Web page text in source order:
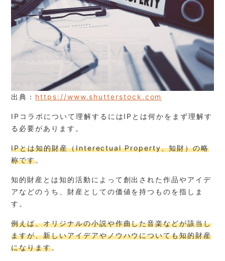
出典： https://www.shutterstock.com
IPコラボについて理解するにはIPとは何かをまず理解す
る必要があります。
IPとは知的財産（Interectual Property、知財）の略
称です。
知的財産とは知的活動によって創出された作品やアイデ
アなどのうち、財産としての価値を持つものを指しま
す。
例えば、オリジナルの小説や作曲した音楽などが該当し
ますが、新しいアイデアやノウハウについても知的財産
になります。